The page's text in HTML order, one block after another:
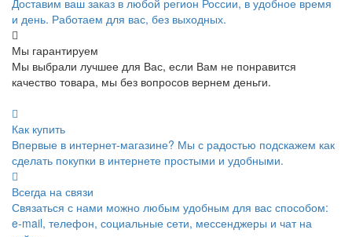
Доставим ваш заказ в любой регион России, в удобное время
и день. Работаем для вас, без выходных.
Мы гарантируем
Мы выбрали лучшее для Вас, если Вам не понравится
качество товара, мы без вопросов вернем деньги.
Как купить
Впервые в интернет-магазине? Мы с радостью подскажем как
сделать покупки в интернете простыми и удобными.
Всегда на связи
Связаться с нами можно любым удобным для вас способом:
e-mail, телефон, социальные сети, мессенджеры и чат на